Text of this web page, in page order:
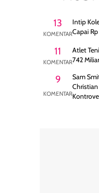
13
KOMENTAR
Intip
Capai
11
KOMENTAR
Atlet
742
9
KOMENTAR
Sam